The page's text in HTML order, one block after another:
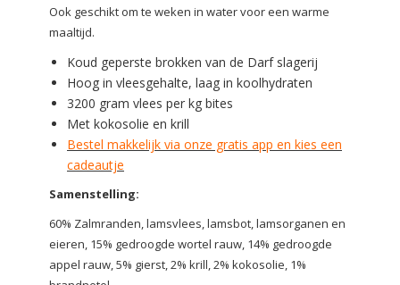
Ook geschikt om te weken in water voor een warme
maaltijd.
Koud geperste brokken van de Darf slagerij
Hoog in vleesgehalte, laag in koolhydraten
3200 gram vlees per kg bites
Met kokosolie en krill
Bestel makkelijk via onze gratis app en kies een
cadeautje
Samenstelling:
60% Zalmranden, lamsvlees, lamsbot, lamsorganen en
eieren, 15% gedroogde wortel rauw, 14% gedroogde
appel rauw, 5% gierst, 2% krill, 2% kokosolie, 1%